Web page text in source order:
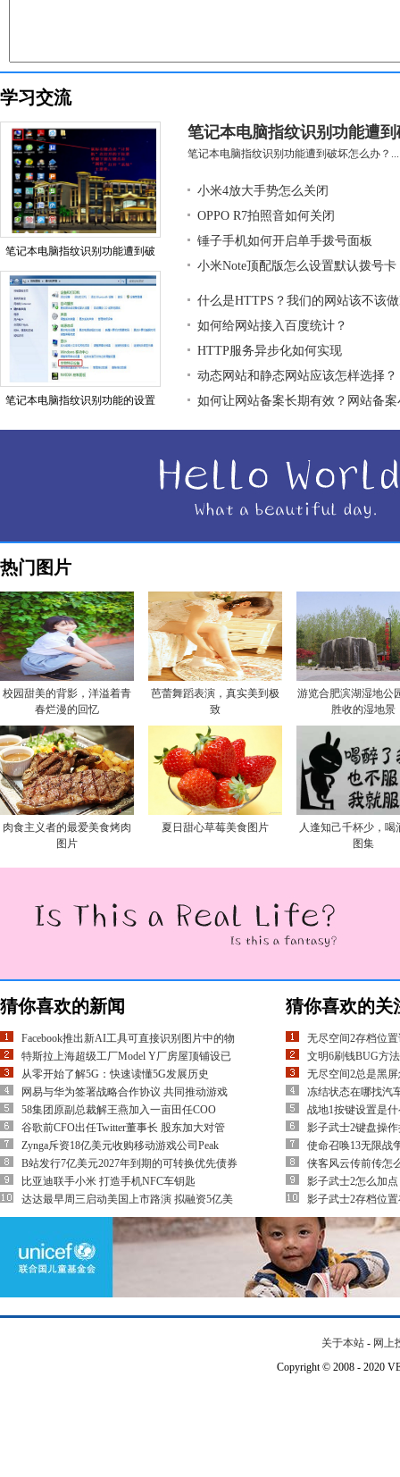
学习交流
笔记本电脑指纹识别功能遭到破
笔记本电脑指纹识别功能的设置
笔记本电脑指纹识别功能遭
笔记本电脑指纹识别功能遭到破坏怎么办？...
小米4放大手势怎么关闭
OPPO R7拍照音如何关闭
锤子手机如何开启单手拨号面板
小米Note顶配版怎么设置默认拨号卡
什么是HTTPS？我们的网站该不该
如何给网站接入百度统计？
HTTP服务异步化如何实现
动态网站和静态网站应该怎样选择？
如何让网站备案长期有效？网站备
热门图片
校园甜美的背影，洋溢着青
春烂漫的回忆
芭蕾舞蹈表演，真实美到极
致
游览合肥滨湖湿地公
胜收的湿地景
肉食主义者的最爱美食烤肉
图片
夏日甜心草莓美食图片
人逢知己千杯少，喝
图集
猜你喜欢的新闻
Facebook推出新AI工具可直接识别图片中的物
特斯拉上海超级工厂Model Y厂房屋顶铺设已
从零开始了解5G：快速读懂5G发展历史
网易与华为签署战略合作协议 共同推动游戏
58集团原副总裁解王燕加入一亩田任COO
谷歌前CFO出任Twitter董事长 股东加大对管
Zynga斥资18亿美元收购移动游戏公司Peak
B站发行7亿美元2027年到期的可转换优先债券
比亚迪联手小米 打造手机NFC车钥匙
达达最早周三启动美国上市路演 拟融资5亿美
猜你喜欢的关
无尽空间2存档位
文明6刷钱BUG方
无尽空间2总是黑
冻结状态在哪找汽
战地1按键设置是
影子武士2键盘操
使命召唤13无限战
侠客风云传前传怎
影子武士2怎么加
影子武士2存档位
关于本站 - 网上
Copyright © 2008 - 2020